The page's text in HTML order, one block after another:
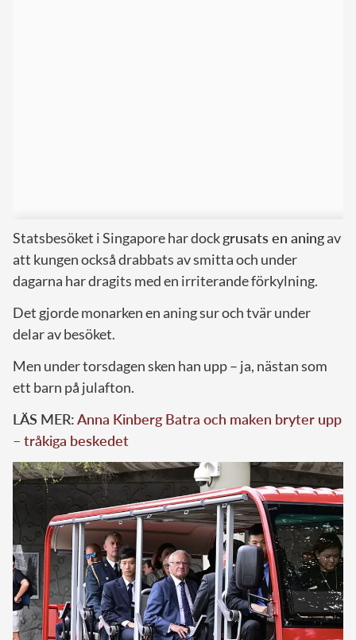
Statsbesöket i Singapore har dockgrusats en aningav
att kungen också drabbats av smitta och under
dagarna har dragits med en irriterande förkylning.
Det gjorde monarken en aning sur och tvär under
delar av besöket.
Men under torsdagen sken han upp – ja, nästan som
ett barn på julafton.
LÄS MER:Anna Kinberg Batra och maken bryter upp
– tråkiga beskedet